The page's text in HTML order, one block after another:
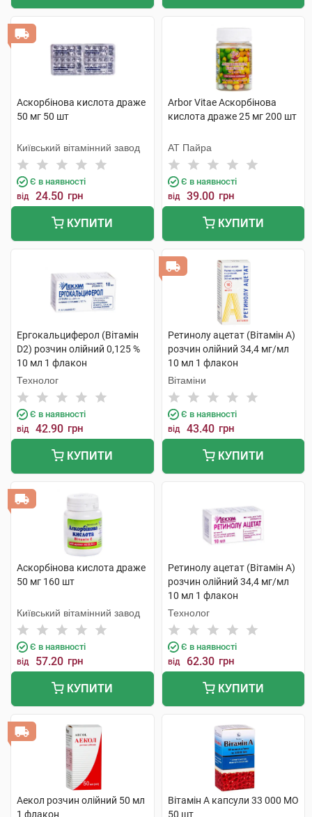
Аскорбінова кислота драже
50 мг 50 шт
Київський вітамінний завод
Є в наявності
від 24.50 грн
КУПИТИ
Arbor Vitae Аскорбінова
кислота драже 25 мг 200 шт
АТ Пайра
Є в наявності
від 39.00 грн
КУПИТИ
Ергокальциферол (Вітамін
D2) розчин олійний 0,125 %
10 мл 1 флакон
Технолог
Є в наявності
від 42.90 грн
КУПИТИ
Ретинолу ацетат (Вітамін A)
розчин олійний 34,4 мг/мл
10 мл 1 флакон
Вітаміни
Є в наявності
від 43.40 грн
КУПИТИ
Аскорбінова кислота драже
50 мг 160 шт
Київський вітамінний завод
Є в наявності
від 57.20 грн
КУПИТИ
Ретинолу ацетат (Вітамін A)
розчин олійний 34,4 мг/мл
10 мл 1 флакон
Технолог
Є в наявності
від 62.30 грн
КУПИТИ
Аекол розчин олійний 50 мл
1 флакон
Вітамін A капсули 33 000 МО
50 шт